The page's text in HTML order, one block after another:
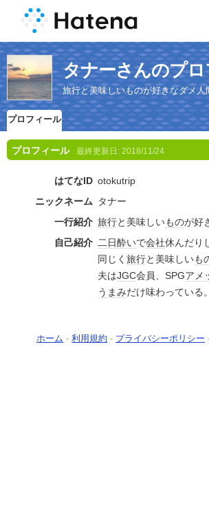
タナーさんのプ
旅行と美味しいものが好きなダメ人
プロフィール
プロフィール 最終更新日: 2018/11/24
はてなID otokutrip
ニックネーム タナー
一行紹介 旅行と美味しいものが好
自己紹介 二日酔いで会社休んだり
同じく 旅行と美味しいも
夫はJGC会員、SPGアメ
うまみだけ味わっている
ホーム - 利用規約 - プライバシーポリシー